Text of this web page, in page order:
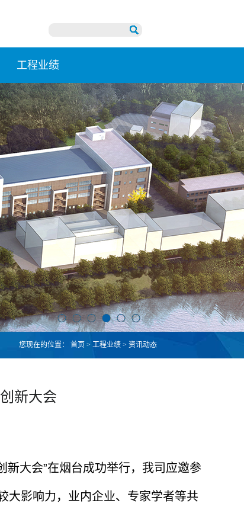
工程业绩
您现在的位置： 首页 > 工程业绩 > 资讯动态
新大会
新大会”在烟台成功举行，我司应邀参
大影响力，业内企业、专家学者等共